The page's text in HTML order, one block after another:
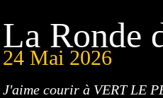
La Ronde
24 Mai 2026
J'aime courir à VERT LE